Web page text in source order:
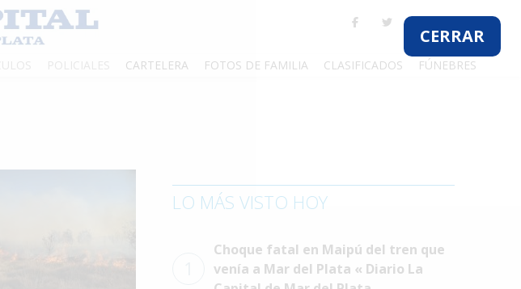
CERRAR
CARTELERA FOTOS DE FAMILIA CLASIFICADOS FÚNEBRES
LO MÁS VISTO HOY
Choque fatal en Maipú del tren que
venía a Mar del Plata « Diario La